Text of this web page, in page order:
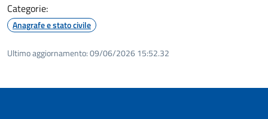
Categorie:
Anagrafe e stato civile
Ultimo aggiornamento:09/06/2026 15:52.32